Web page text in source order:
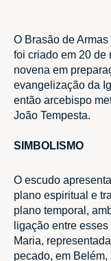
O Brasão de
foi criado em 20 de
novena em
evangelização da
então arcebispo
João Tempesta.
SIMBOLISMO
O escudo
plano espiritual e
plano temporal,
ligação entre
Maria,
pecado, em